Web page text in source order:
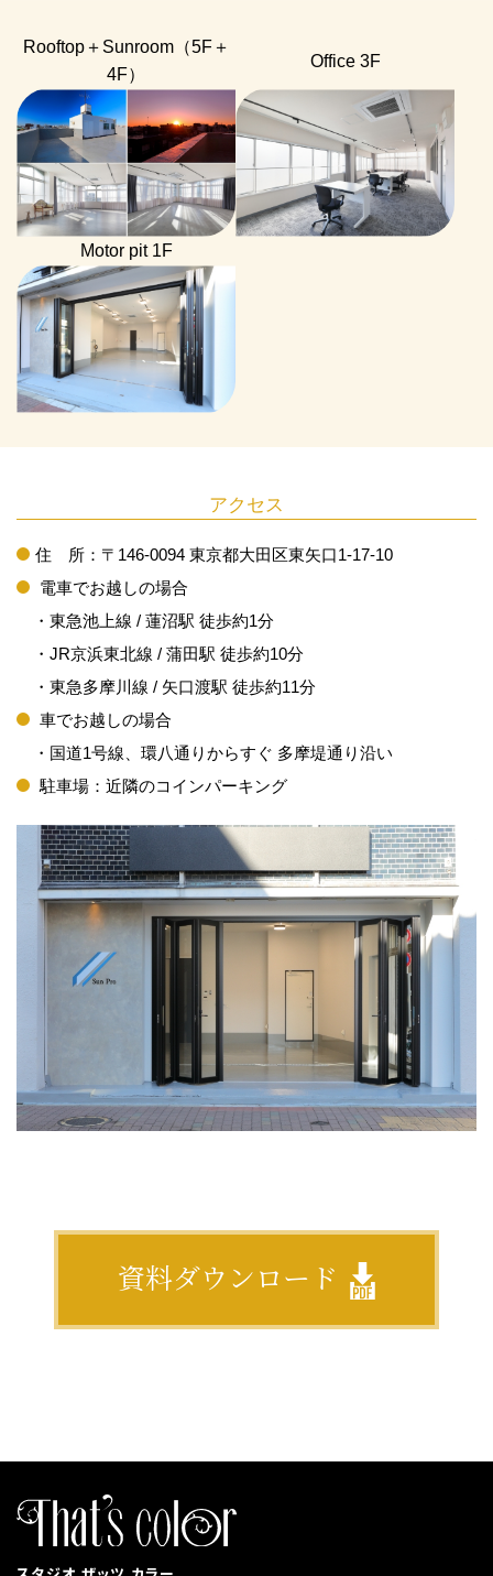
Rooftop＋Sunroom（5F＋
4F）
Office 3F
Motor pit 1F
アクセス
住 所：〒146-0094 東京都大田区東矢口1-17-10
電車でお越しの場合
・東急池上線 / 蓮沼駅 徒歩約1分
・JR京浜東北線 / 蒲田駅 徒歩約10分
・東急多摩川線 / 矢口渡駅 徒歩約11分
車でお越しの場合
・国道1号線、環八通りからすぐ 多摩堤通り沿い
駐車場：近隣のコインパーキング
資料ダウンロード